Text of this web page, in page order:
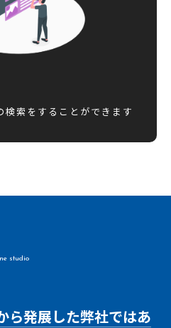
索をすることができます
studio
ら発展した弊社ではあ